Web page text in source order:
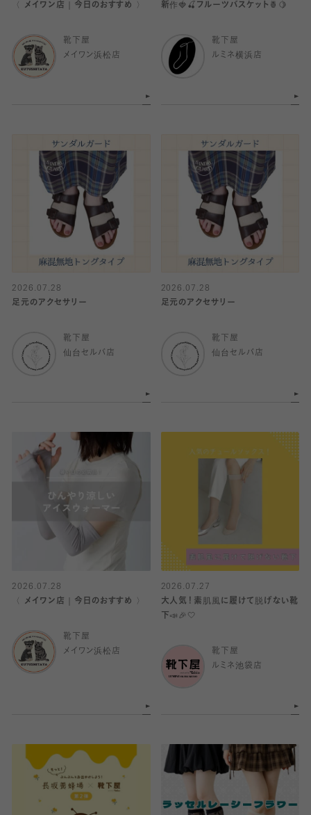
〈 メイワン店｜今日のおすすめ 〉
靴下屋
メイワン浜松店
新作🍓🍒フルーツバスケット🍍🍋
靴下屋
ルミネ横浜店
2026.07.28
足元のアクセサリー
靴下屋
仙台セルバ店
2026.07.28
足元のアクセサリー
靴下屋
仙台セルバ店
2026.07.28
〈 メイワン店｜今日のおすすめ 〉
靴下屋
メイワン浜松店
2026.07.27
大人気！素肌風に履けて脱げない靴
下📣🎉🤍
靴下屋
ルミネ池袋店